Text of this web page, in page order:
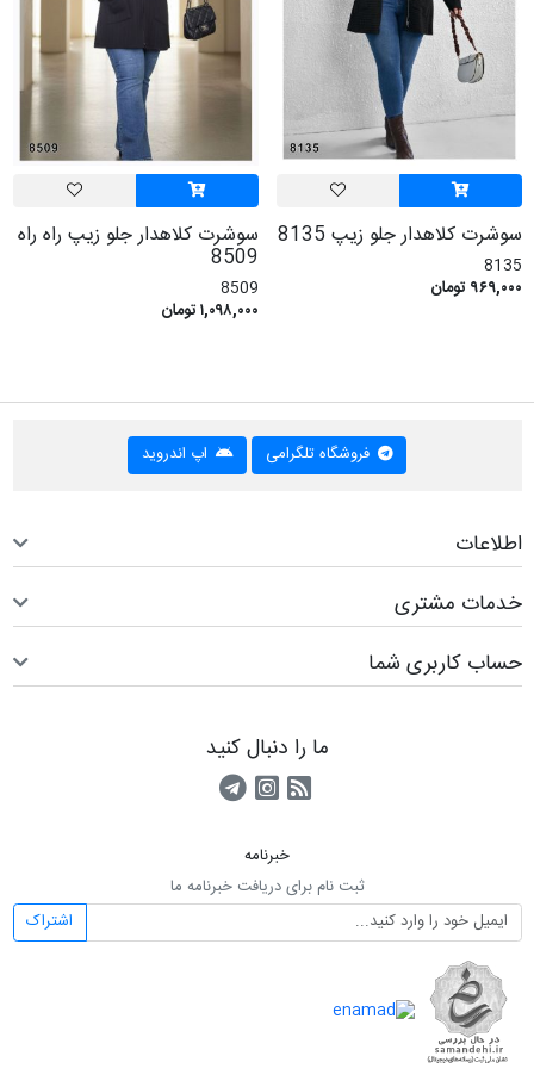
سوشرت کلاهدار جلو زیپ 8135
8135
۹۶۹,۰۰۰ تومان
سوشرت کلاهدار جلو زیپ راه راه
8509
8509
۱,۰۹۸,۰۰۰ تومان
فروشگاه تلگرامی اپ اندروید
اطلاعات
خدمات مشتری
حساب کاربری شما
ما را دنبال کنید
RSSکانال آپارات
کانال تلگرام
خبرنامه
ثبت نام برای دریافت خبرنامه ما
اشتراک